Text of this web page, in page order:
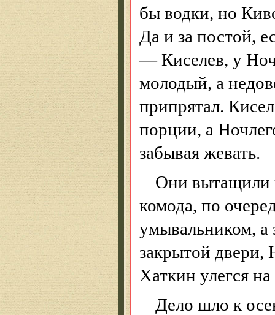
бы водки, но
Да и за постой,
— Киселев, у
молодый, а
припрятал.
порции, а
забывая жевать.
Они вытащили
комода, по
умывальником, а
закрытой двери,
Хаткин улегся
Дело шло к